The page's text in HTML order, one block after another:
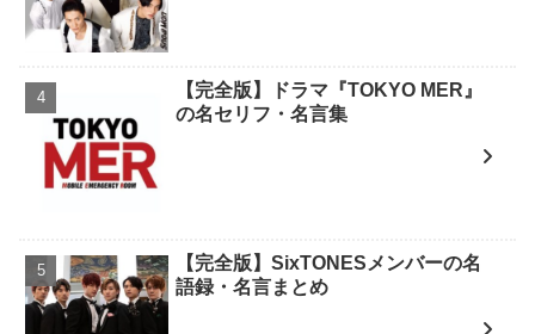
【完全版】ドラマ『TOKYO MER』
の名セリフ・名言集
【完全版】SixTONESメンバーの名
語録・名言まとめ